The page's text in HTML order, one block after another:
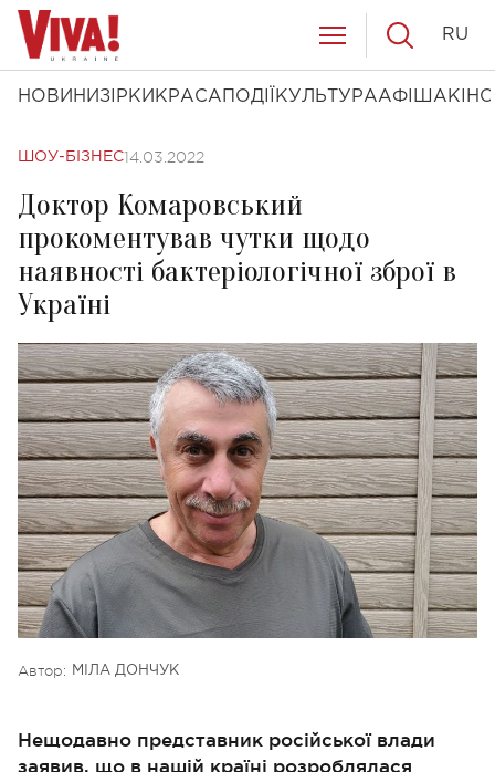
НОВИНИ ЗІРКИ КРАСА ПОДІЇ КУЛЬТУРААФІША КІНО
RU
ШОУ-БІЗНЕС14.03.2022
Доктор Комаровський
прокоментував чутки щодо
наявності бактеріологічної зброї в
Україні
Автор: МІЛА ДОНЧУК
Нещодавно представник російської влади
заявив, що в нашій країні розроблялася